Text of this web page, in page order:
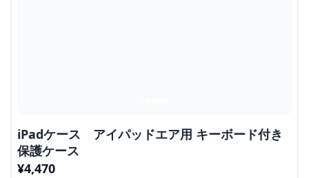
iPadケース アイパッドエア用 キーボード付き
保護ケース
¥4,470